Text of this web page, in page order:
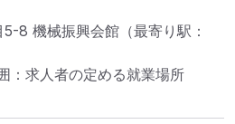
5-8 機械振興会館 （最寄り駅：
：求人者の定める就業場所